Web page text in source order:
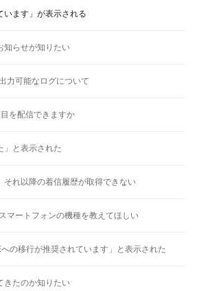
います」が表示される
知らせが知りたい
力可能なログについて
を配信できますか
」と表示された
それ以降の着信履歴が取得できない
マートフォンの機種を教えてほしい
への移行が推奨されています」と表示された
きたのか知りたい